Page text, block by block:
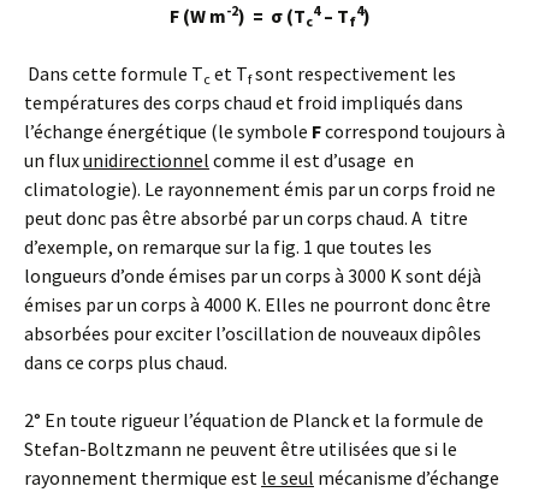
F (W m-2) = σ (Tc
4– Tf
4)
Dans cette formule Tc et Tfsont respectivement les
températures des corps chaud et froid impliqués dans
l’échange énergétique (le symbole Fcorrespond toujours à
un fluxunidirectionnel comme il est d’usage en
climatologie). Le rayonnement émis par un corps froid ne
peut donc pas être absorbé par un corps chaud. A titre
d’exemple, on remarque sur la fig. 1 que toutes les
longueurs d’onde émises par un corps à 3000 K sont déjà
émises par un corps à 4000 K. Elles ne pourront donc être
absorbées pour exciter l’oscillation de nouveaux dipôles
dans ce corps plus chaud.
2° En toute rigueur l’équation de Planck et la formule de
Stefan-Boltzmann ne peuvent être utilisées que si le
rayonnement thermique est le seul mécanisme d’échange